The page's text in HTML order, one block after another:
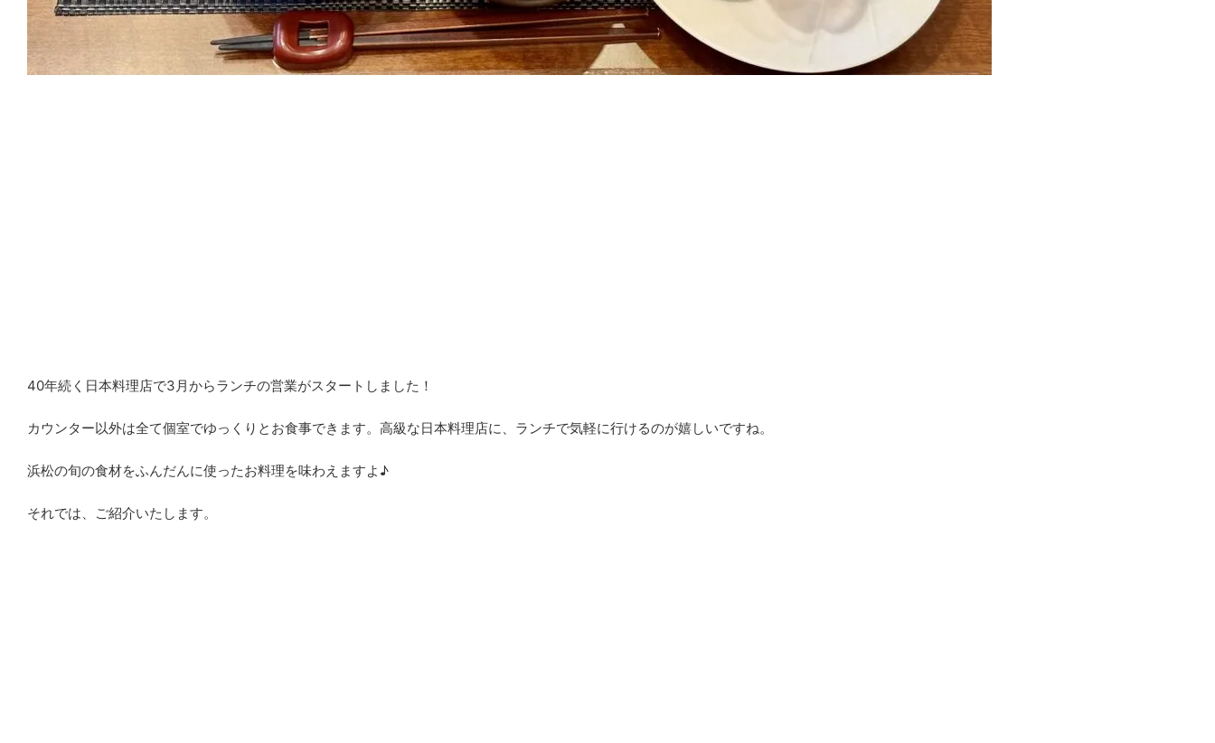
40年続く日本料理店で3月からランチの営業がスタートしました！
カウンター以外は全て個室でゆっくりとお食事できます。高級な日本料理店に、ランチで気軽に行けるのが嬉しいですね。
浜松の旬の食材をふんだんに使ったお料理を味わえますよ♪
それでは、ご紹介いたします。